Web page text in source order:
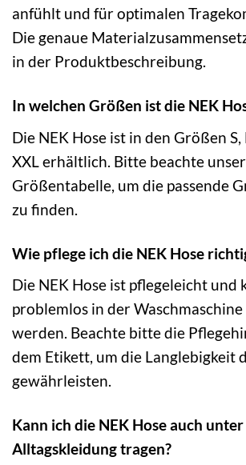
anfühlt und für optimalen
Die genaue
in der Produktbeschreibung.
In welchen Größen ist die NEK
Die NEK Hose ist in den Größen S,
XXL erhältlich. Bitte beachte
Größentabelle, um die passende
zu finden.
Wie pflege ich die NEK Hose
Die NEK Hose ist pflegeleicht und
problemlos in der Waschmaschine
werden. Beachte bitte die
dem Etikett, um die Langlebigkeit
gewährleisten.
Kann ich die NEK Hose auch
Alltagskleidung tragen?